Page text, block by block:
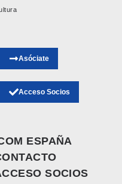
Asóciate
Acceso Socios
ESPAÑA
SOCIOS